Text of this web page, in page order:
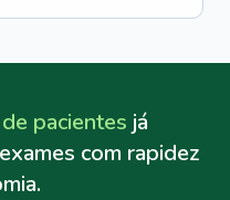
pacientes já
com rapidez